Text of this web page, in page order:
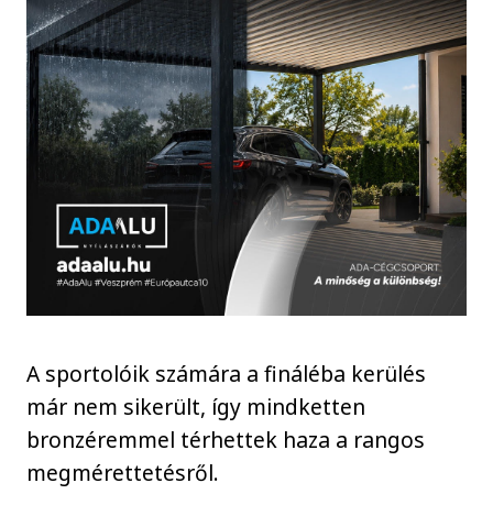
A sportolóik számára a fináléba kerülés
már nem sikerült, így mindketten
bronzéremmel térhettek haza a rangos
megmérettetésről.